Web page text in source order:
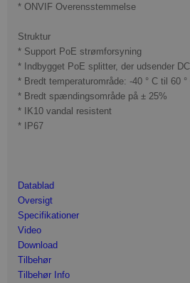
* ONVIF Overensstemmelse
Struktur
* Support PoE strømforsyning
* Indbygget PoE splitter, der udsender
* Bredt temperaturområde: -40 ° C til 60
* Bredt spændingsområde på ± 25%
* IK10 vandal resistent
* IP67
Datablad
Oversigt
Specifikationer
Video
Download
Tilbehør
Tilbehør Info